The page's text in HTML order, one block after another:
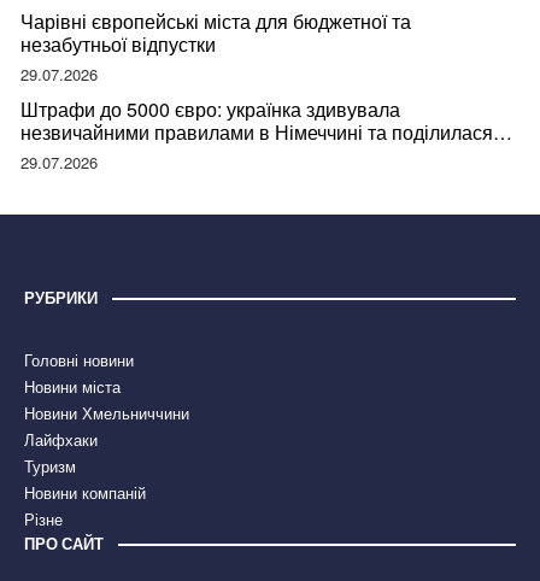
Чарівні європейські міста для бюджетної та
незабутньої відпустки
29.07.2026
Штрафи до 5000 євро: українка здивувала
незвичайними правилами в Німеччині та поділилася
правдою
29.07.2026
РУБРИКИ
Головні новини
Новини міста
Новини Хмельниччини
Лайфхаки
Туризм
Новини компаній
Різне
ПРО САЙТ